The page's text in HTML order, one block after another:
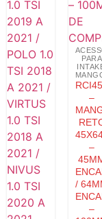
PARA
–
–
/
–